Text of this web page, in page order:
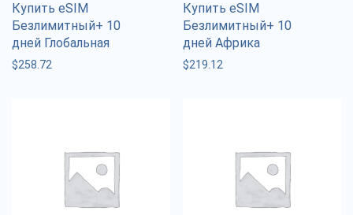
Купить eSIM
Безлимитный+ 10
дней Глобальная
$258.72
Купить eSIM
Безлимитный+ 10
дней Африка
$219.12